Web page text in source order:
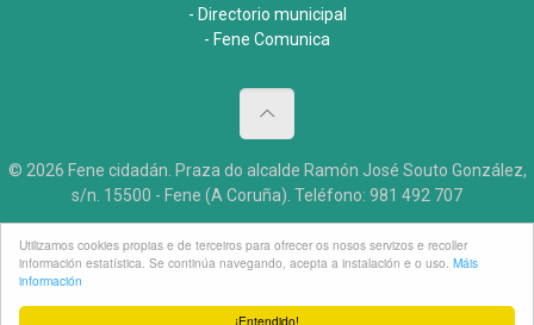
¡Entendido!
Utilizamos cookies propias e de terceiros para ofrecer os nosos servizos e recoller
información estatística. Se continúa navegando, acepta a instalación e o uso. Máis
información
- Directorio municipal
- Fene Comunica
© 2026 Fene cidadán. Praza do alcalde Ramón José Souto González,
s/n. 15500 - Fene (A Coruña). Teléfono: 981 492 707